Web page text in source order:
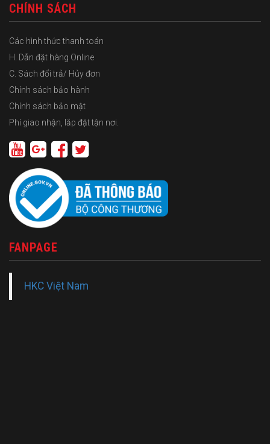
CHÍNH SÁCH
Các hình thức thanh toán
H. Dẫn đặt hàng Online
C. Sách đổi trả/ Hủy đơn
Chính sách bảo hành
Chính sách bảo mật
Phí giao nhận, lắp đặt tận nơi.
FANPAGE
HKC Việt Nam